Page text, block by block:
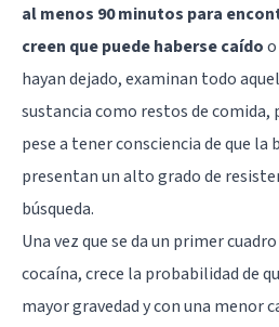
al menos 90 minutos para
creen que puede haberse caído
hayan dejado, examinan todo
sustancia como restos de comida,
pese a tener consciencia de que la
presentan un alto grado de
búsqueda.
Una vez que se da un primer
cocaína, crece la probabilidad de
mayor gravedad y con una menor